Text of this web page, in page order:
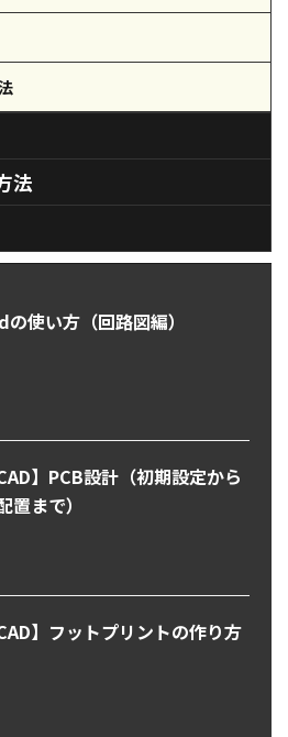
法
使い方（回路図編）
】PCB設計（初期設定から
置まで）
】フットプリントの作り方